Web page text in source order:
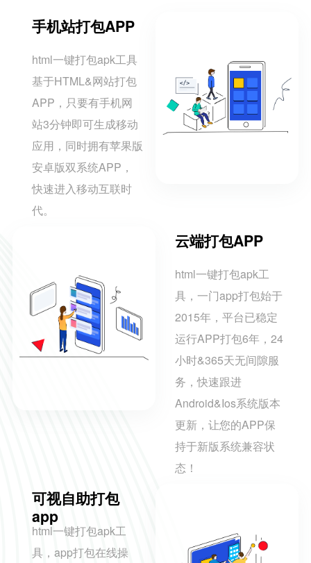
手机站打包APP
html一键打包apk工具
基于HTML&网站打包
APP，只要有手机网
站3分钟即可生成移动
应用，同时拥有苹果版
安卓版双系统APP，
快速进入移动互联时
代。
云端打包APP
html一键打包apk工
具，一门app打包始于
2015年，平台已稳定
运行APP打包6年，24
小时&365天无间隙服
务，快速跟进
Android&Ios系统版本
更新，让您的APP保
持于新版系统兼容状
态！
可视自助打包
app
html一键打包apk工
具，app打包在线操